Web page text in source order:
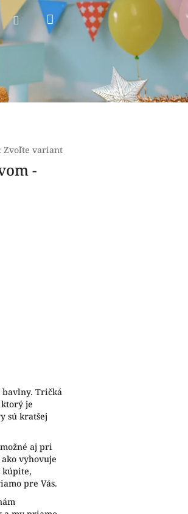
PrihlásenieNákupný
Zvoľte variant
-
Tričká
je
sú kratšej
aj pri
vyhovuje
kúpite,
pre Vás.